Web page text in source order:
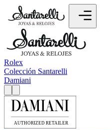
Rolex
Colección Santarelli
Damiani